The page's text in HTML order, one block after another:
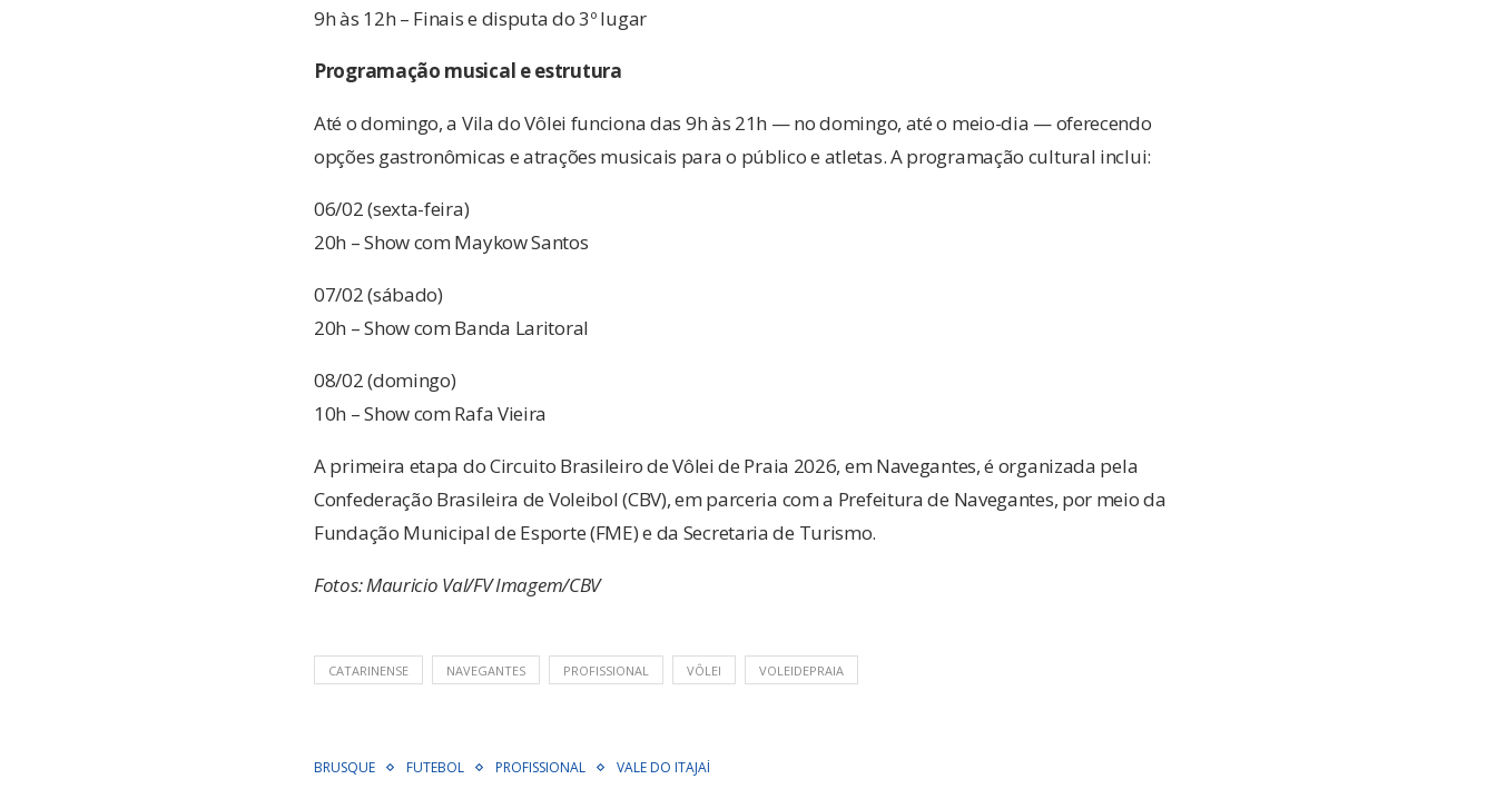
9h às 12h – Finais e disputa do 3º lugar
Programação musical e estrutura
Até o domingo, a Vila do Vôlei funciona das 9h às 21h — no domingo, até o meio-dia — oferecendo
opções gastronômicas e atrações musicais para o público e atletas. A programação cultural inclui:
06/02 (sexta-feira)
20h – Show com Maykow Santos
07/02 (sábado)
20h – Show com Banda Laritoral
08/02 (domingo)
10h – Show com Rafa Vieira
A primeira etapa do Circuito Brasileiro de Vôlei de Praia 2026, em Navegantes, é organizada pela
Confederação Brasileira de Voleibol (CBV), em parceria com a Prefeitura de Navegantes, por meio da
Fundação Municipal de Esporte (FME) e da Secretaria de Turismo.
Fotos: Mauricio Val/FV Imagem/CBV
CATARINENSE NAVEGANTES PROFISSIONAL VÔLEI VOLEIDEPRAIA
BRUSQUE FUTEBOL PROFISSIONAL VALE DO ITAJAÍ